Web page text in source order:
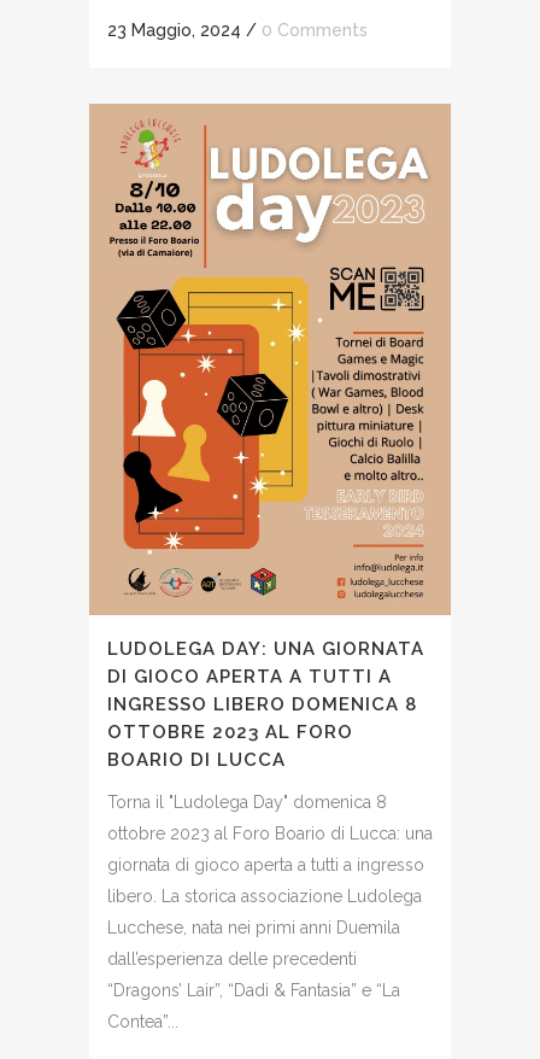
23 Maggio, 2024 / 0 Comments
LUDOLEGA DAY: UNA GIORNATA
DI GIOCO APERTA A TUTTI A
INGRESSO LIBERO DOMENICA 8
OTTOBRE 2023 AL FORO
BOARIO DI LUCCA
Torna il "Ludolega Day" domenica 8
ottobre 2023 al Foro Boario di Lucca: una
giornata di gioco aperta a tutti a ingresso
libero. La storica associazione Ludolega
Lucchese, nata nei primi anni Duemila
dall’esperienza delle precedenti
“Dragons’ Lair”, “Dadi & Fantasia” e “La
Contea”...